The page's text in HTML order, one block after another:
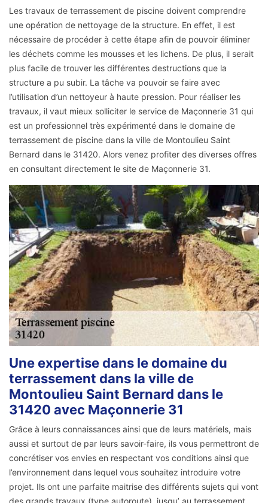
Les travaux de terrassement de piscine doivent comprendre
une opération de nettoyage de la structure. En effet, il est
nécessaire de procéder à cette étape afin de pouvoir éliminer
les déchets comme les mousses et les lichens. De plus, il serait
plus facile de trouver les différentes destructions que la
structure a pu subir. La tâche va pouvoir se faire avec
l’utilisation d’un nettoyeur à haute pression. Pour réaliser les
travaux, il vaut mieux solliciter le service de Maçonnerie 31 qui
est un professionnel très expérimenté dans le domaine de
terrassement de piscine dans la ville de Montoulieu Saint
Bernard dans le 31420. Alors venez profiter des diverses offres
en consultant directement le site de Maçonnerie 31.
Une expertise dans le domaine du
terrassement dans la ville de
Montoulieu Saint Bernard dans le
31420 avec Maçonnerie 31
Grâce à leurs connaissances ainsi que de leurs matériels, mais
aussi et surtout de par leurs savoir-faire, ils vous permettront de
concrétiser vos envies en respectant vos conditions ainsi que
l’environnement dans lequel vous souhaitez introduire votre
projet. Ils ont une parfaite maitrise des différents sujets qui vont
des grands travaux (type autoroute), jusqu’ au terrassement